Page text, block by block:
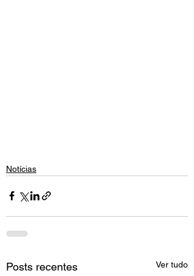
Notícias
Posts recentes Ver tudo